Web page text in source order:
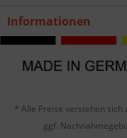
Informationen
* Alle Preise verstehen
ggf.